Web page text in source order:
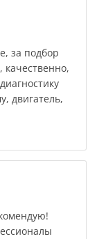
за подбор
двигатель,